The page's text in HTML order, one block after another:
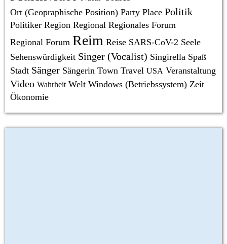
Ort (Geopraphische Position) Party Place Politik
Politiker Region Regional Regionales Forum
Regional Forum Reim Reise SARS-CoV-2 Seele
Sehenswürdigkeit Singer (Vocalist) Singirella Spaß
Stadt Sänger Sängerin Town Travel USA Veranstaltung
Video Wahrheit Welt Windows (Betriebssystem) Zeit
Ökonomie